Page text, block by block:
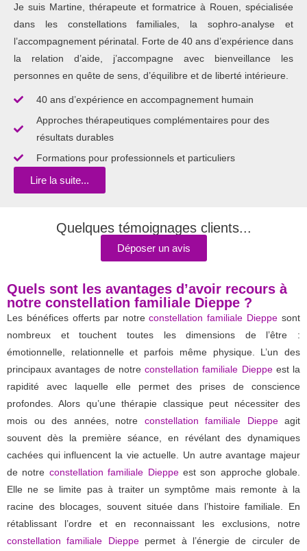
Je suis Martine, thérapeute et formatrice à Rouen, spécialisée
dans les constellations familiales, la sophro-analyse et
l’accompagnement périnatal. Forte de 40 ans d’expérience dans
la relation d’aide, j’accompagne avec bienveillance les
personnes en quête de sens, d’équilibre et de liberté intérieure.
40 ans d’expérience en accompagnement humain
Approches thérapeutiques complémentaires pour des
résultats durables
Formations pour professionnels et particuliers
Lire la suite...
Quelques témoignages clients...
Déposer un avis
Quels sont les avantages d’avoir recours à
notre constellation familiale Dieppe ?
Les bénéfices offerts par notreconstellation familiale Dieppe sont
nombreux et touchent toutes les dimensions de l’être :
émotionnelle, relationnelle et parfois même physique. L’un des
principaux avantages de notre constellation familiale Dieppeest la
rapidité avec laquelle elle permet des prises de conscience
profondes. Alors qu’une thérapie classique peut nécessiter des
mois ou des années, notre constellation familiale Dieppeagit
souvent dès la première séance, en révélant des dynamiques
cachées qui influencent la vie actuelle. Un autre avantage majeur
de notre constellation familiale Dieppeest son approche globale.
Elle ne se limite pas à traiter un symptôme mais remonte à la
racine des blocages, souvent située dans l’histoire familiale. En
rétablissant l’ordre et en reconnaissant les exclusions, notre
constellation familiale Dieppepermet à l’énergie de circuler de